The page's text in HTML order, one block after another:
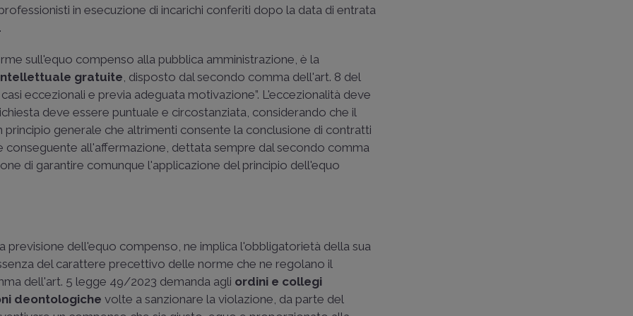
in esecuzione di incarichi conferiti dopo la data di entrata
sull'equo compenso alla pubblica amministrazione, è la
gratuite, disposto dal secondo comma dell'art. 8 del
eccezionali e previa adeguata motivazione”. L'eccezionalità deve
deve essere puntuale e circostanziata, considerando che il
generale che altrimenti consente la conclusione di contratti
conseguente all'affermazione, dettata sempre dal secondo comma
di garantire comunque l'applicazione del principio dell'equo
previsione dell'equo compenso, ne implica l'obbligatorietà della sua
del carattere precettivo delle norme che ne regolano il
dell'art. 5 legge 49/2023 demanda agli ordini e collegi
deontologiche volte a sanzionare la violazione, da parte del